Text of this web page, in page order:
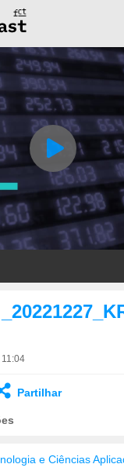
Partilhar
e Ciências